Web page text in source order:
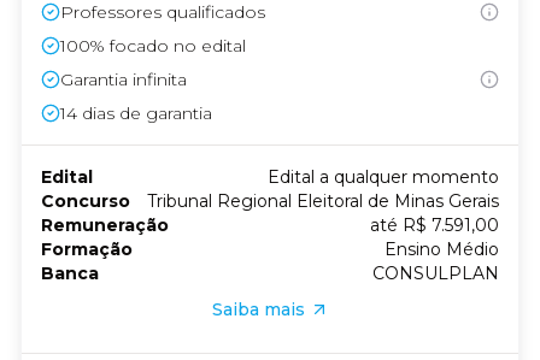
Professores qualificados
100% focado no edital
Garantia infinita
14 dias de garantia
Edital
Edital a qualquer momento
Concurso
Tribunal Regional Eleitoral de Minas Gerais
Remuneração
até R$ 7.591,00
Formação
Ensino Médio
Banca
CONSULPLAN
Saiba mais